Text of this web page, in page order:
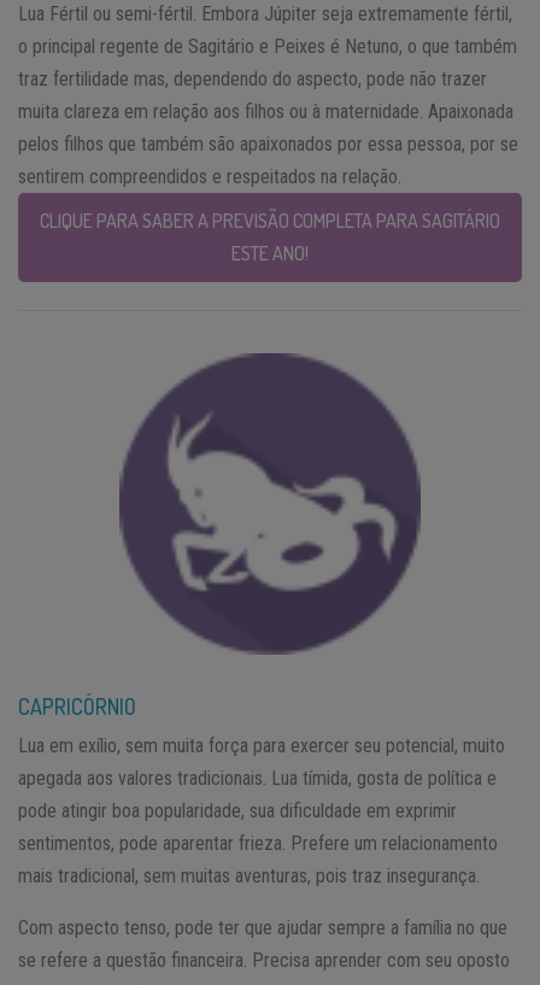
Lua Fértil ou semi-fértil. Embora Júpiter seja extremamente fértil,
o principal regente de Sagitário e Peixes é Netuno, o que também
traz fertilidade mas, dependendo do aspecto, pode não trazer
muita clareza em relação aos filhos ou à maternidade. Apaixonada
pelos filhos que também são apaixonados por essa pessoa, por se
sentirem compreendidos e respeitados na relação.
CLIQUE PARA SABER A PREVISÃO COMPLETA PARA SAGITÁRIO
ESTE ANO!
CAPRICÓRNIO
Lua em exílio, sem muita força para exercer seu potencial, muito
apegada aos valores tradicionais. Lua tímida, gosta de política e
pode atingir boa popularidade, sua dificuldade em exprimir
sentimentos, pode aparentar frieza. Prefere um relacionamento
mais tradicional, sem muitas aventuras, pois traz insegurança.
Com aspecto tenso, pode ter que ajudar sempre a família no que
se refere a questão financeira. Precisa aprender com seu oposto